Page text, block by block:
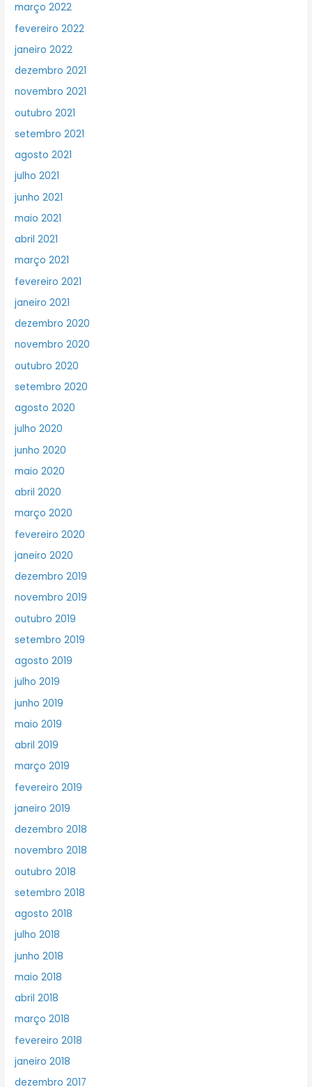
março 2022
fevereiro 2022
janeiro 2022
dezembro 2021
novembro 2021
outubro 2021
setembro 2021
agosto 2021
julho 2021
junho 2021
maio 2021
abril 2021
março 2021
fevereiro 2021
janeiro 2021
dezembro 2020
novembro 2020
outubro 2020
setembro 2020
agosto 2020
julho 2020
junho 2020
maio 2020
abril 2020
março 2020
fevereiro 2020
janeiro 2020
dezembro 2019
novembro 2019
outubro 2019
setembro 2019
agosto 2019
julho 2019
junho 2019
maio 2019
abril 2019
março 2019
fevereiro 2019
janeiro 2019
dezembro 2018
novembro 2018
outubro 2018
setembro 2018
agosto 2018
julho 2018
junho 2018
maio 2018
abril 2018
março 2018
fevereiro 2018
janeiro 2018
dezembro 2017